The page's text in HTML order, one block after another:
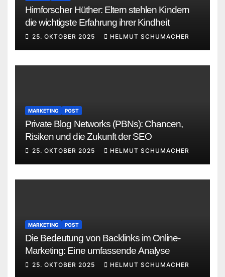
Hirnforscher Hüther: Eltern stehlen Kindern
die wichtigste Erfahrung ihrer Kindheit
25. OKTOBER 2025 HELMUT SCHUMACHER
MARKETING POST
Private Blog Networks (PBNs): Chancen,
Risiken und die Zukunft der SEO
25. OKTOBER 2025 HELMUT SCHUMACHER
MARKETING POST
Die Bedeutung von Backlinks im Online-
Marketing: Eine umfassende Analyse
25. OKTOBER 2025 HELMUT SCHUMACHER